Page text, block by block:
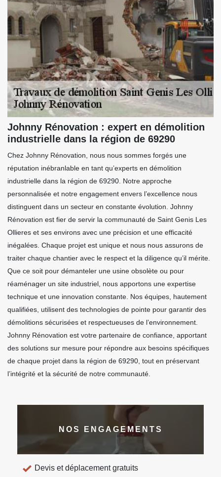
Johnny Rénovation : expert en démolition
industrielle dans la région de 69290
Chez Johnny Rénovation, nous nous sommes forgés une
réputation inébranlable en tant qu’experts en démolition
industrielle dans la région de 69290. Notre approche
personnalisée et notre engagement envers l’excellence nous
distinguent dans un secteur en constante évolution. Johnny
Rénovation est fier de servir la communauté de Saint Genis Les
Ollieres et ses environs avec une précision et une efficacité
inégalées. Chaque projet est unique et nous nous assurons de
traiter chaque chantier avec le respect et la diligence qu’il mérite.
Que ce soit pour démanteler une usine obsolète ou pour
réaménager un site industriel, nous apportons une expertise
technique et une innovation constante. Nos équipes, hautement
qualifiées, utilisent des technologies de pointe pour garantir des
démolitions sécurisées et respectueuses de l’environnement.
Johnny Rénovation est votre partenaire de confiance, apportant
des solutions sur mesure pour répondre aux besoins spécifiques
de chaque projet dans la région de 69290, tout en préservant
l’intégrité et la sécurité de notre communauté.
NOS ENGAGEMENTS
Devis et déplacement gratuits